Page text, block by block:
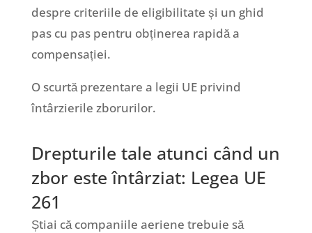
despre criteriile de eligibilitate și un ghid
pas cu pas pentru obținerea rapidă a
compensației.
O scurtă prezentare a legii UE privind
întârzierile zborurilor.
Drepturile tale atunci când un
zbor este întârziat: Legea UE
261
Știai că companiile aeriene trebuie să